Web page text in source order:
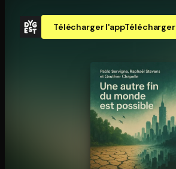
Télécharger l'appTélécharger